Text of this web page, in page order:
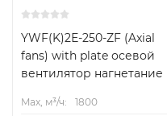
YWF(K)2Е-250-ZF (Axial
fans) with plate осевой
вентилятор нагнетание
Max, м³/ч:
1800